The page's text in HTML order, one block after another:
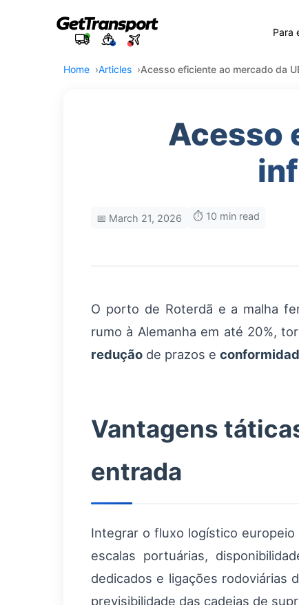
Para
Home Articles Acesso eficiente ao mercado da
Acesso
📅 March 21, 2026 ⏱️ 10 min read
O porto de Roterdã e a malha
rumo à Alemanha em até 20%,
redução de prazos e
Vantagens
entrada
Integrar o fluxo logístico
escalas portuárias,
dedicados e ligações rodoviárias
previsibilidade das cadeias de